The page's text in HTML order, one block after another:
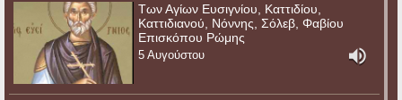
Των Αγίων Ευσιγνίου, Καττιδίου,
Καττιδιανού, Νόννης, Σόλεβ, Φαβίου
Επισκόπου Ρώμης
5 Αυγούστου